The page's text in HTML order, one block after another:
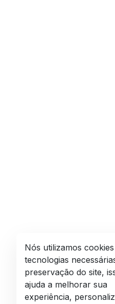
Nós utilizamos
tecnologias
preservação do site,
ajuda a melhorar sua
experiência,